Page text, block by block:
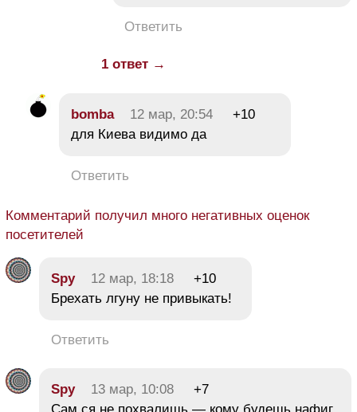
Ответить
1 ответ →
bomba 12 мар, 20:54
+10
для Киева видимо да
Ответить
Комментарий получил много негативных оценок
посетителей
Spy 12 мар, 18:18
+10
Брехать лгуну не привыкать!
Ответить
Spy 13 мар, 10:08
+7